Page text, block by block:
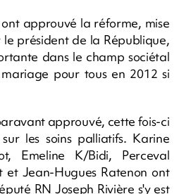
approuvé la réforme, mise
président de la République,
dans le champ sociétal
pour tous en 2012 si
approuvé, cette fois-ci
les soins palliatifs. Karine
Emeline K/Bidi, Perceval
et Jean-Hugues Ratenon ont
RN Joseph Rivière s'y est